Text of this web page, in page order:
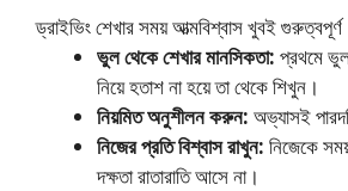
ড্রাইভিং শেখার সময় আত্মবিশ্বাস খুবই
ভুল থেকে শেখার মানসিকতা: প্রথমে
নিয়ে হতাশ না হয়ে তা থেকে শিখুন।
নিয়মিত অনুশীলন করুন: অভ্যাসই
নিজের প্রতি বিশ্বাস রাখুন: নিজেকে
দক্ষতা রাতারাতি আসে না।